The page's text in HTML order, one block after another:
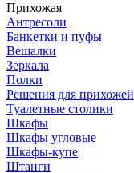
Прихожая
Антресоли
Банкетки и пуфы
Вешалки
Зеркала
Полки
Решения для прихожей
Туалетные столики
Шкафы
Шкафы угловые
Шкафы-купе
Штанги